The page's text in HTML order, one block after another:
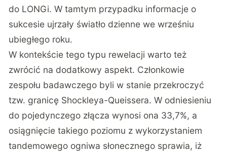
do LONGi. W tamtym przypadku informacje o
sukcesie ujrzały światło dzienne we wrześniu
ubiegłego roku.
W kontekście tego typu rewelacji warto też
zwrócić na dodatkowy aspekt. Członkowie
zespołu badawczego byli w stanie przekroczyć
tzw. granicę Shockleya-Queissera. W odniesieniu
do pojedynczego złącza wynosi ona 33,7%, a
osiągnięcie takiego poziomu z wykorzystaniem
tandemowego ogniwa słonecznego sprawia, iż